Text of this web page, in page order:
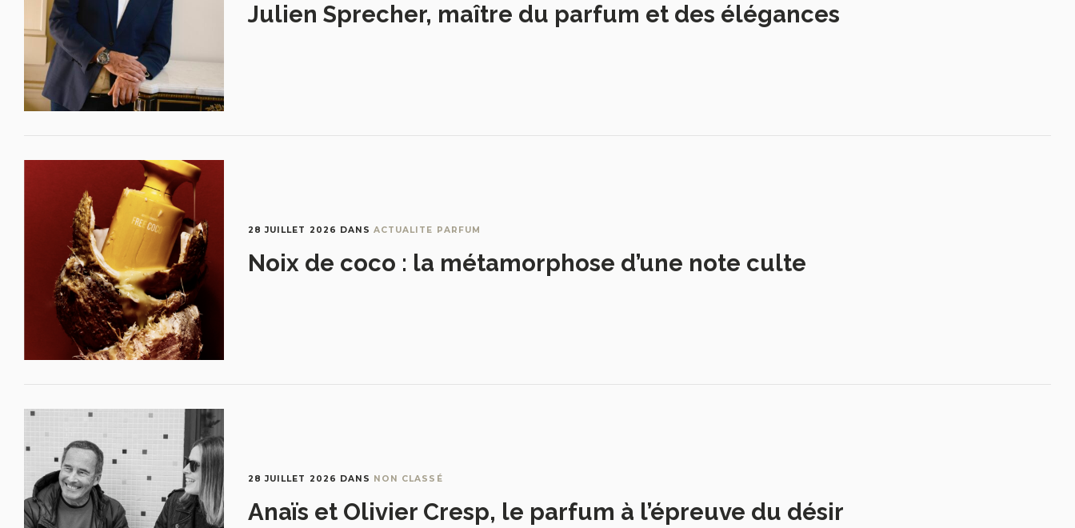
Julien Sprecher, maître du parfum et des élégances
28 JUILLET 2026 DANSACTUALITE PARFUM
Noix de coco : la métamorphose d’une note culte
28 JUILLET 2026 DANS NON CLASSÉ
Anaïs et Olivier Cresp, le parfum à l’épreuve du désir